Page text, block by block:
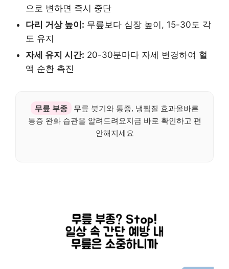
으로 변하면 즉시 중단
다리 거상 높이: 무릎보다 심장 높이, 15-30도 각
도 유지
자세 유지 시간: 20-30분마다 자세 변경하여 혈
액 순환 촉진
무릎 부종
무릎 붓기와 통증, 냉찜질 효과올바른
통증 완화 습관을 알려드려요지금 바로 확인하고 편
안해지세요